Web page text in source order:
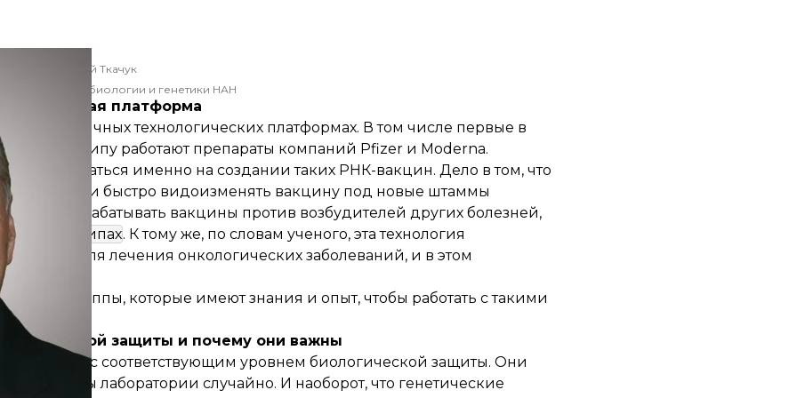
Зеновий Ткачук
молекулярной биологии и генетики НАН
платформа
на различных технологических платформах. В том числе первые в
принципу работают препараты компаний Pfizer и Moderna.
именно на создании таких РНК-вакцин. Дело в том, что
легко и быстро видоизменять вакцину под новые штаммы
но и разрабатывать вакцины против возбудителей других болезней,
вируса
Нипах. К тому же, по словам ученого, эта технология
— для лечения онкологических заболеваний, и в этом
надежды.
группы, которые имеют знания и опыт, чтобы работать с такими
защиты и почему они важны
с соответствующим уровнем биологической защиты. Они
пределы лаборатории случайно. И наоборот, что генетические